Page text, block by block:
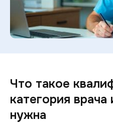
Что такое
категория врача
нужна